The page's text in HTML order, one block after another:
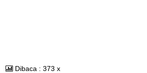
Dibaca : 373 x